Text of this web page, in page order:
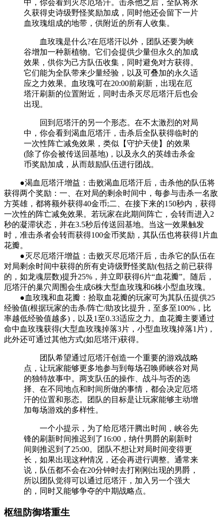
中，你会看到灭尽厄塔汗。击杀他之后，全队将永
久获得史诗级野怪奖励加成，同时他还会留下一片
血玫瑰组成的地带，供附近的所有人收集。
血玫瑰是什么?在厄塔汗以外，团队还要为峡
谷增加一种新植物。它们会提供少量但永久的加成
效果，供你为己方队伍收集，同时避免对方获得。
它们能为全队带来少量经验，以及可叠加的永久适
应之力效果。血玫瑰可在20:00前刷新，出现在厄
塔汗刷新的位置附近，同时击杀灭尽厄塔汗后也会
出现。
回到厄塔汗的另一个形态。在不太激烈的对局
中，你会看到渴血厄塔汗，击杀后全队获得临时的
一次性阵亡减免效果，类似【守护天使】的效果
(除了你会被传送回基地)，以及永久的英雄击杀金
币奖励加成，从而鼓励队伍进行团战。
●渴血厄塔汗增益：击败渴血厄塔汗后，击杀他的队伍将
获得两个奖励：一、在对局的剩余时间中，每参与击杀一名敌
方英雄，都将额外获得40金币;二、在接下来的150秒内，获得
一次性的阵亡减免效果。若玩家在此期间阵亡，会转而进入2
秒的凝滞状态，并在3.5秒后传送回基地。当这一效果触发
时，准击杀者会转而获得100金币奖励，其队伍也将获得1片血
花瓣。
●灭尽厄塔汗增益：击败灭尽厄塔汗后，击杀它的队伍在
对局剩余时间中获得的所有史诗级野怪奖励(包括之前已获得
的，如龙魂层数)提升25%，并立即获得6片“血花瓣”。随后，
厄塔汗的巢穴周围会生成6株大型血玫瑰和6株小型血玫瑰。
●血玫瑰和血花瓣：拾取血花瓣的玩家可为其队伍提供25
经验值(根据玩家的击杀/阵亡/助攻比提升，至多至100%，比
率越低经验值越多)，以及1至0.33适应之力。血花瓣主要通过
命中血玫瑰获得(大型血玫瑰掉落3片，小型血玫瑰掉落1片)，
此外还可通过其他方式(如厄塔汗)获得。
团队希望通过厄塔汗创造一个重要的游戏战略
点，让玩家能够更多地参与到每场召唤师峡谷对局
的独特故事中。两支队伍的操作、战斗与否的选
择、在不同地点和时间所做的事情，都会决定厄塔
汗的位置和形态。团队的目标是让玩家能够主动增
加每场游戏的多样性。
一个小提示，为了给厄塔汗腾出时间，峡谷先
锋的刷新时间推迟到了16:00，纳什男爵的刷新时
间则推迟到了25:00。团队不想让对局时间变得更
长，如果出现这种情况，还会再进行调整。通常来
说，队伍都不会在20分钟时去打刚刚出现的男爵，
所以团队觉得可以通过厄塔汗，加入另一个强大
的，同时又能够争夺的中期战略点。
枢纽防御塔重生